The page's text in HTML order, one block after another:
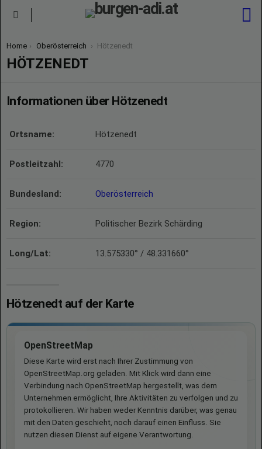
You are here:
Home Oberösterreich Hötzenedt
HÖTZENEDT
Informationen über Hötzenedt
Ortsname: Hötzenedt
Postleitzahl: 4770
Bundesland: Oberösterreich
Region: Politischer Bezirk Schärding
Long/Lat: 13.575330° / 48.331660°
Hötzenedt auf der Karte
OpenStreetMap
Diese Karte wird erst nach Ihrer Zustimmung von
OpenStreetMap.org geladen. Mit Klick wird dann eine
Verbindung nach OpenStreetMap hergestellt, was dem
Unternehmen ermöglicht, Ihre Aktivitäten zu verfolgen und zu
protokollieren. Wir haben weder Kenntnis darüber, was genau
mit den Daten geschieht, noch darauf einen Einfluss. Sie
nutzen diesen Dienst auf eigene Verantwortung.